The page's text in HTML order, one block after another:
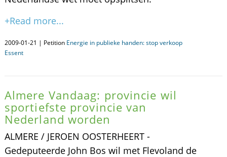
+Read more...
2009-01-21 | Petition Energie in publieke handen: stop verkoop
Essent
Almere Vandaag: provincie wil
sportiefste provincie van
Nederland worden
ALMERE / JEROEN OOSTERHEERT -
Gedeputeerde John Bos wil met Flevoland de